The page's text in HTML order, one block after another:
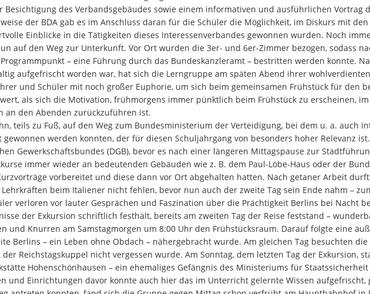
Besichtigung des Verbandsgebäudes sowie einem informativen und ausführlichen
der BDA gab es im Anschluss daran für die Schüler die Möglichkeit, im Diskurs mit
Einblicke in die Tätigkeiten dieses Interessenverbandes gewonnen wurden. Noch
auf den Weg zur Unterkunft. Vor Ort wurden die 3er- und 6er-Zimmer bezogen, sodass
– eine Führung durch das Bundeskanzleramt – bestritten werden konnte.
aufgefrischt worden war, hat sich die Lerngruppe am späten Abend ihrer
und Schüler mit noch großer Euphorie, um sich beim gemeinsamen Frühstück für den
als sich die Motivation, frühmorgens immer pünktlich beim Frühstück zu erscheinen,
an den Abenden zurückzuführen ist.
teils zu Fuß, auf den Weg zum Bundesministerium der Verteidigung, bei dem u. a. auch
werden konnten, der für diesen Schuljahrgang von besonders hoher Relevanz
Gewerkschaftsbundes (DGB), bevor es nach einer längeren Mittagspause zur
immer wieder an bedeutenden Gebäuden wie z. B. dem Paul-Löbe-Haus oder der
vorbereitet und diese dann vor Ort abgehalten hatten. Nach getaner Arbeit
beim Italiener nicht fehlen, bevor nun auch der zweite Tag sein Ende nahm –
verloren vor lauter Gesprächen und Faszination über die Prächtigkeit Berlins bei Nacht
der Exkursion schriftlich festhält, bereits am zweiten Tag der Reise feststand –
Knurren am Samstagmorgen um 8:00 Uhr den Frühstücksraum. Darauf folgte eine
Berlins – ein Leben ohne Obdach – nähergebracht wurde. Am gleichen Tag besuchten
Reichstagskuppel nicht vergessen wurde. Am Sonntag, dem letzten Tag der Exkursion,
Hohenschönhausen – ein ehemaliges Gefängnis des Ministeriums für Staatssicherheit
und Einrichtungen davor konnte auch hier das im Unterricht gelernte Wissen aufgefrischt,